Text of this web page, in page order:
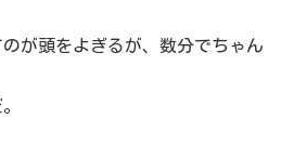
が頭をよぎるが、数分でちゃん